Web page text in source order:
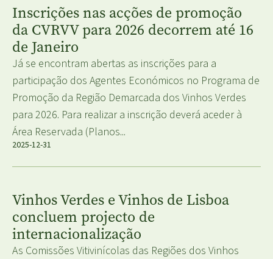
Inscrições nas acções de promoção
da CVRVV para 2026 decorrem até 16
de Janeiro
Já se encontram abertas as inscrições para a
participação dos Agentes Económicos no Programa de
Promoção da Região Demarcada dos Vinhos Verdes
para 2026. Para realizar a inscrição deverá aceder à
Área Reservada (Planos...
2025-12-31
Vinhos Verdes e Vinhos de Lisboa
concluem projecto de
internacionalização
As Comissões Vitivinícolas das Regiões dos Vinhos